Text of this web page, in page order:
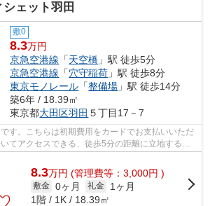
シェット羽田
敷0
8.3万円
京急空港線 「天空橋 」駅 徒歩5分
京急空港線 「穴守稲荷 」駅 徒歩8分
東京モノレール 「整備場 」駅 徒歩14分
築6年 / 18.39㎡
東京都大田区羽田 ５丁目17－7
す。こちらは初期費用をカードでお支払いいただ
てアクセスできる、徒歩5分の距離に立地する物
平坦な道なの...
8.3万円 (管理費等：3,000円 )
敷金 0ヶ月 礼金
1ヶ月
1階 / 1K / 18.39㎡